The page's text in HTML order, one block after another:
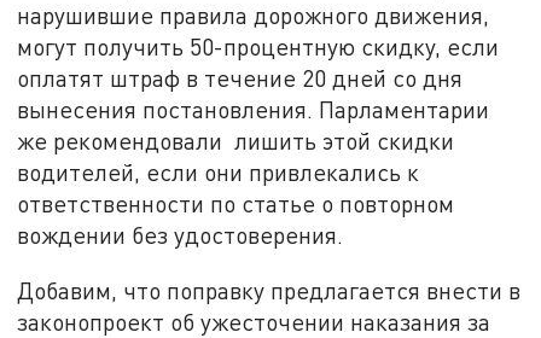
нарушившие правила дорожного движения,
могут получить 50-процентную скидку, если
оплатят штраф в течение 20 дней со дня
вынесения постановления. Парламентарии
же рекомендовали лишить этой скидки
водителей, если они привлекались к
ответственности по статье о повторном
вождении без удостоверения.
Добавим, что поправку предлагается внести в
законопроект об ужесточении наказания за